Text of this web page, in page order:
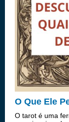
O Que Ele
O tarot é uma